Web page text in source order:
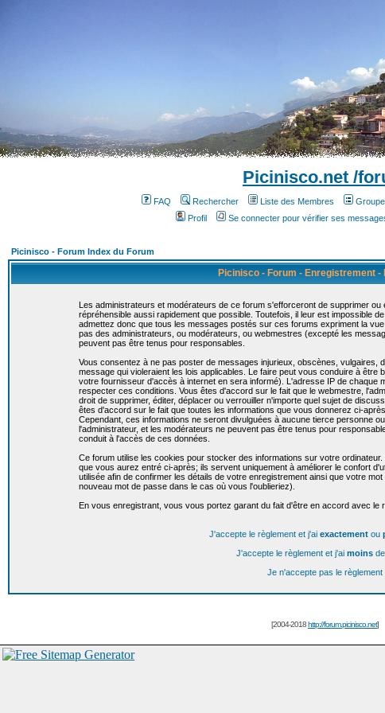
Picinisco.net /
FAQ Rechercher Liste des Membres
Profil
Se connecter pour vérifier ses
Picinisco - Forum Index du Forum
Picinisco - Forum - Enregistrement -
Les administrateurs et modérateurs de ce forum s'efforceront de supprimer
répréhensible aussi rapidement que possible. Toutefois, il leur est impossible
admettez donc que tous les messages postés sur ces forums expriment la
pas des administrateurs, ou modérateurs, ou webmestres (excepté les
peuvent pas être tenus pour responsables.
Vous consentez à ne pas poster de messages injurieux, obscènes, vulgaires,
message qui violeraient les lois applicables. Le faire peut vous conduire à être
votre fournisseur d'accès à internet en sera informé). L'adresse IP de chaque
respecter ces conditions. Vous êtes d'accord sur le fait que le webmestre,
droit de supprimer, éditer, déplacer ou verrouiller n'importe quel sujet de
êtes d'accord sur le fait que toutes les informations que vous donnerez ci-
Cependant, ces informations ne seront divulguées à aucune tierce personne
l'administrateur, et les modérateurs ne peuvent pas être tenus pour
conduit à l'accès de ces données.
Ce forum utilise les cookies pour stocker des informations sur votre
que vous aurez entré ci-après; ils servent uniquement à améliorer le confort
utilisée afin de confirmer les détails de votre enregistrement ainsi que votre
nouveau mot de passe dans le cas où vous l'oublieriez).
En vous enregistrant, vous vous portez garant du fait d'être en accord avec le
J'accepte le règlement et j'ai exactementou
J'accepte le règlement et j'ai moins
Je n'accepte pas le règlement
[2004-2018http://forum.picinisco.net]